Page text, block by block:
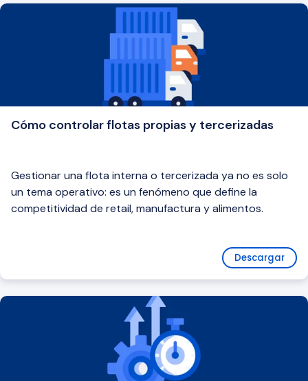
Cómo controlar flotas propias y tercerizadas
Gestionar una flota interna o tercerizada ya no es solo
un tema operativo: es un fenómeno que define la
competitividad de retail, manufactura y alimentos.
Descargar